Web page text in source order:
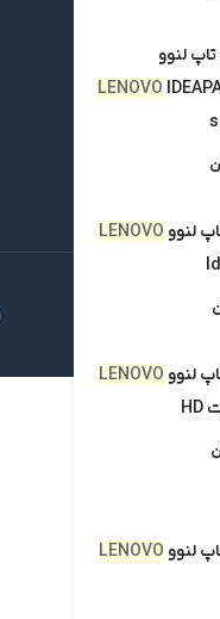
لنوو
LENOVO
لنوو LENOVO
لنوو LENOVO
لنوو LENOVO